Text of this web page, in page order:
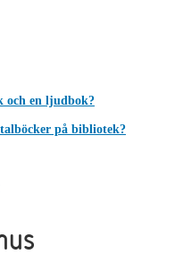
och en ljudbok?
på bibliotek?